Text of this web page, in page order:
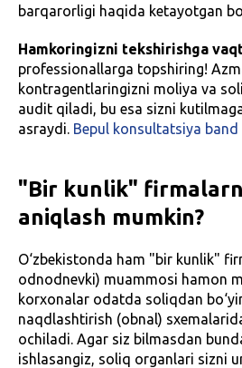
barqarorligi haqida ketayotgan
Hamkoringizni tekshirishga
professionallarga topshiring!
kontragentlaringizni moliya va
audit qiladi, bu esa sizni
asraydi. Bepul konsultatsiya band
"Bir kunlik"
aniqlash mumkin?
O‘zbekistonda ham "bir kunlik"
odnodnevki) muammosi hamon
korxonalar odatda soliqdan
naqdlashtirish (obnal)
ochiladi. Agar siz bilmasdan
ishlasangiz, soliq organlari sizni